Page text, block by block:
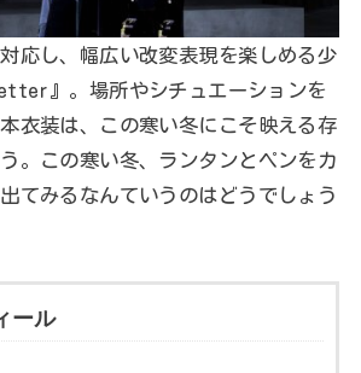
応し、幅広い改変表現を楽しめる少
』。場所やシチュエーションを
衣装は、この寒い冬にこそ映える存
。この寒い冬、ランタンとペンをカ
てみるなんていうのはどうでしょう
ール